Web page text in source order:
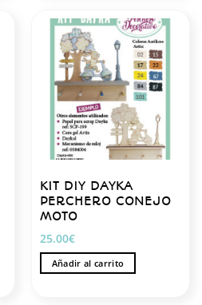
KIT DIY DAYKA
PERCHERO CONEJO
MOTO
25.00€
Añadir al carrito